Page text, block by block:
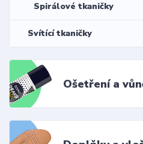
Spirálové tkaničky
Svítící tkaničky
Ošetření a